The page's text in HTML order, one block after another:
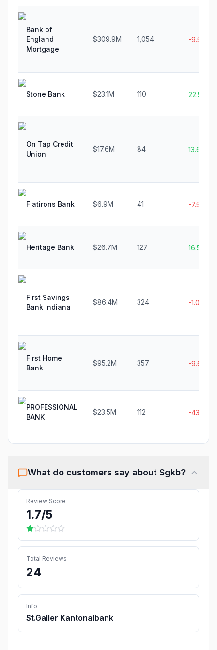
Bank of
England
Mortgage
$309.9M 1,054 -9.5%
Stone Bank $23.1M 110 22.5%
On Tap Credit
Union
$17.6M 84 13.6%
Flatirons Bank $6.9M 41 -7.5%
Heritage Bank $26.7M 127 16.5%
First Savings
Bank Indiana
$86.4M 324 -1.0%
First Home
Bank
$95.2M 357 -9.6%
PROFESSIONAL
BANK
$23.5M 112 -43.4%
What do customers say about Sgkb?
Review Score
1.7/5
Total Reviews
24
Info
St.Galler Kantonalbank